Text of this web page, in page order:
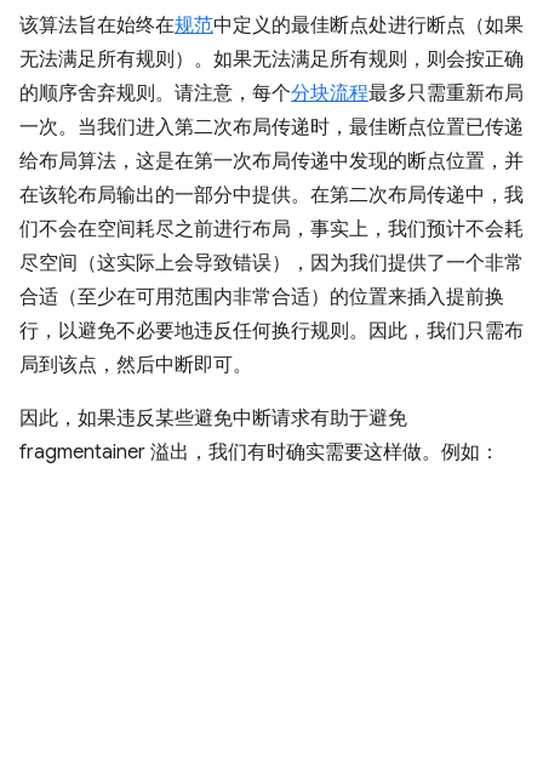
该算法旨在始终在规范中定义的最佳断点处进行断点（如果
无法满足所有规则）。如果无法满足所有规则，则会按正确
的顺序舍弃规则。请注意，每个分块流程最多只需重新布局
一次。当我们进入第二次布局传递时，最佳断点位置已传递
给布局算法，这是在第一次布局传递中发现的断点位置，并
在该轮布局输出的一部分中提供。在第二次布局传递中，我
们不会在空间耗尽之前进行布局，事实上，我们预计不会耗
尽空间（这实际上会导致错误），因为我们提供了一个非常
合适（至少在可用范围内非常合适）的位置来插入提前换
行，以避免不必要地违反任何换行规则。因此，我们只需布
局到该点，然后中断即可。
因此，如果违反某些避免中断请求有助于避免
fragmentainer 溢出，我们有时确实需要这样做。例如：